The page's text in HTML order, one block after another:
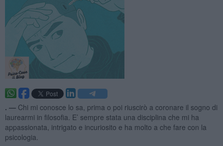
. — Chi mi conosce lo sa, prima o poi riuscirò a coronare il sogno di
laurearmi in filosofia. E’ sempre stata una disciplina che mi ha
appassionata, intrigato e incuriosito e ha molto a che fare con la
psicologia.